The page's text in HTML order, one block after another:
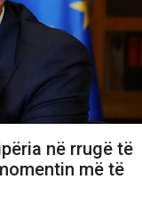
në rrugë të
më të